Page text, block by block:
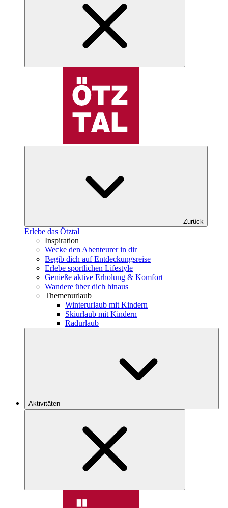
Zurück
Erlebe das Ötztal
Inspiration
Wecke den Abenteurer in dir
Begib dich auf Entdeckungsreise
Erlebe sportlichen Lifestyle
Genieße aktive Erholung & Komfort
Wandere über dich hinaus
Themenurlaub
Winterurlaub mit Kindern
Skiurlaub mit Kindern
Radurlaub
Aktivitäten